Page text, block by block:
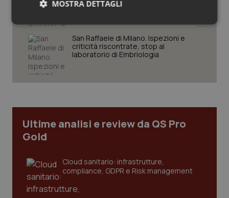
Tumori gastrointestinali
Ulcera & Reflusso
punto della Conferenza delle Regioni
San Raffaele di Milano. Ispezioni e
criticità riscontrate, stop al
laboratorio di Embriologia
Ultime analisi e review da QS Pro
Gold
Cloud sanitario: infrastrutture,
compliance, GDPR e Risk management
MOSTRA DETTAGLI
Necessari Statistici Marketing
sito web abilitandone funzionalità di base quali la
navigazione sulle pagine e l'accesso alle aree
protette del sito. Il sito web non è in grado di
Nome
Fornitore/
VISITOR_PRIVACY_METADATA